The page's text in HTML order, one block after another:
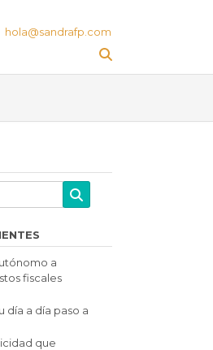
hola@sandrafp.com
a
fiscales
día a día paso a
que